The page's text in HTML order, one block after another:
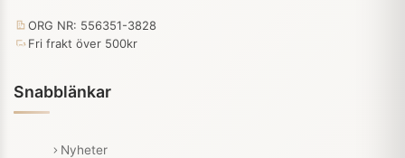
ORG NR: 556351-3828
Fri frakt över 500kr
Snabblänkar
Nyheter